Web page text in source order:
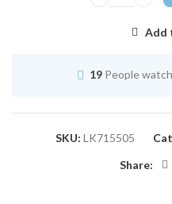
Add
19 People
SKU: LK715505
Share: